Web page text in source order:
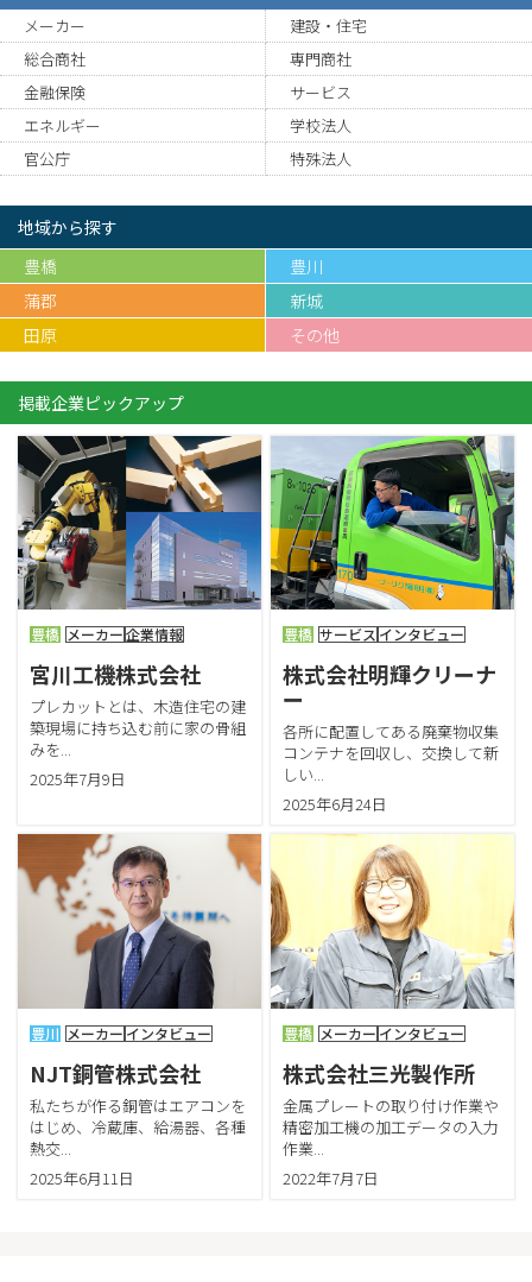
メーカー
建設・住宅
総合商社
専門商社
金融保険
サービス
エネルギー
学校法人
官公庁
特殊法人
地域から探す
豊橋
豊川
蒲郡
新城
田原
その他
掲載企業ピックアップ
豊橋 メーカー企業情報
宮川工機株式会社
プレカットとは、木造住宅の建
築現場に持ち込む前に家の骨組
みを...
2025年7月9日
豊橋 サービスインタビュー
株式会社明輝クリーナ
ー
各所に配置してある廃棄物収集
コンテナを回収し、交換して新
しい...
2025年6月24日
豊川 メーカーインタビュー
NJT銅管株式会社
私たちが作る銅管はエアコンを
はじめ、冷蔵庫、給湯器、各種
熱交...
2025年6月11日
豊橋 メーカーインタビュー
株式会社三光製作所
金属プレートの取り付け作業や
精密加工機の加工データの入力
作業...
2022年7月7日